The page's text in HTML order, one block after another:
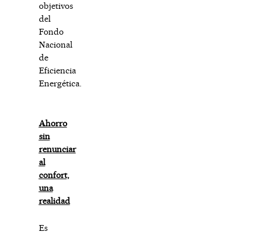
objetivos
del
Fondo
Nacional
de
Eficiencia
Energética.
Ahorro
sin
renunciar
al
confort,
una
realidad
Es